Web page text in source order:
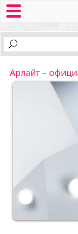
Арлайт –